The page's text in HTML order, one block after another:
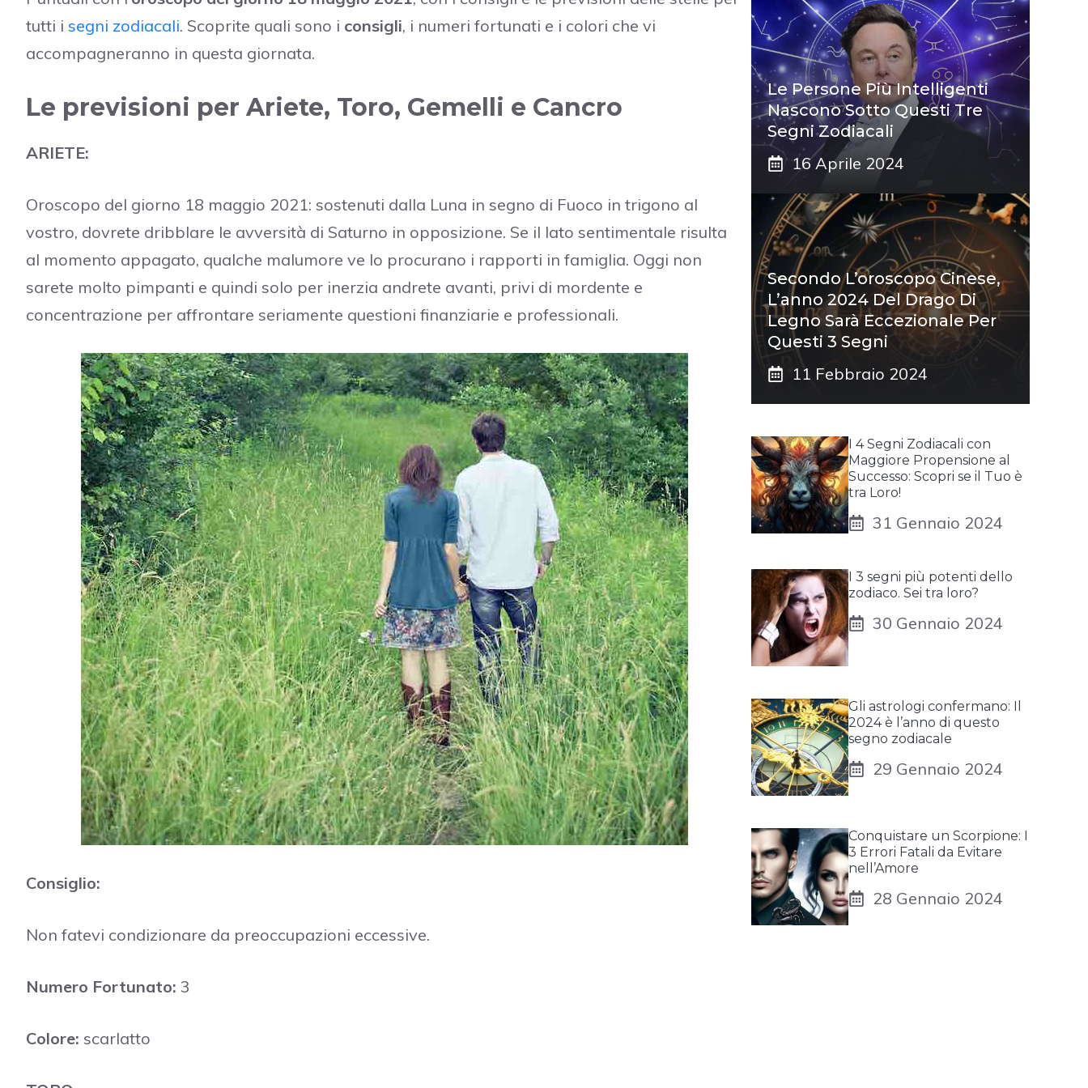
tutti i segni zodiacali. Scoprite quali sono i consigli, i numeri fortunati e i colori che vi
accompagneranno in questa giornata.
Le previsioni per Ariete, Toro, Gemelli e Cancro
ARIETE:
Oroscopo del giorno 18 maggio 2021: sostenuti dalla Luna in segno di Fuoco in trigono al
vostro, dovrete dribblare le avversità di Saturno in opposizione. Se il lato sentimentale risulta
al momento appagato, qualche malumore ve lo procurano i rapporti in famiglia. Oggi non
sarete molto pimpanti e quindi solo per inerzia andrete avanti, privi di mordente e
concentrazione per affrontare seriamente questioni finanziarie e professionali.
Consiglio:
Non fatevi condizionare da preoccupazioni eccessive.
Numero Fortunato: 3
Colore: scarlatto
Le Persone Più Intelligenti
Nascono Sotto Questi Tre
Segni Zodiacali
16 Aprile 2024
Secondo L’oroscopo Cinese,
L’anno 2024 Del Drago Di
Legno Sarà Eccezionale Per
Questi 3 Segni
11 Febbraio 2024
I 4 Segni Zodiacali con
Maggiore Propensione al
Successo: Scopri se il Tuo è
tra Loro!
31 Gennaio 2024
I 3 segni più potenti dello
zodiaco. Sei tra loro?
30 Gennaio 2024
Gli astrologi confermano: Il
2024 è l’anno di questo
segno zodiacale
29 Gennaio 2024
Conquistare un Scorpione: I
3 Errori Fatali da Evitare
nell’Amore
28 Gennaio 2024